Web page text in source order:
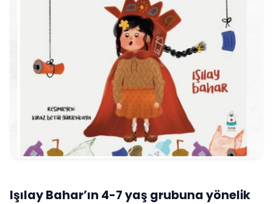
Işılay Bahar’ın 4-7 yaş grubuna yönelik